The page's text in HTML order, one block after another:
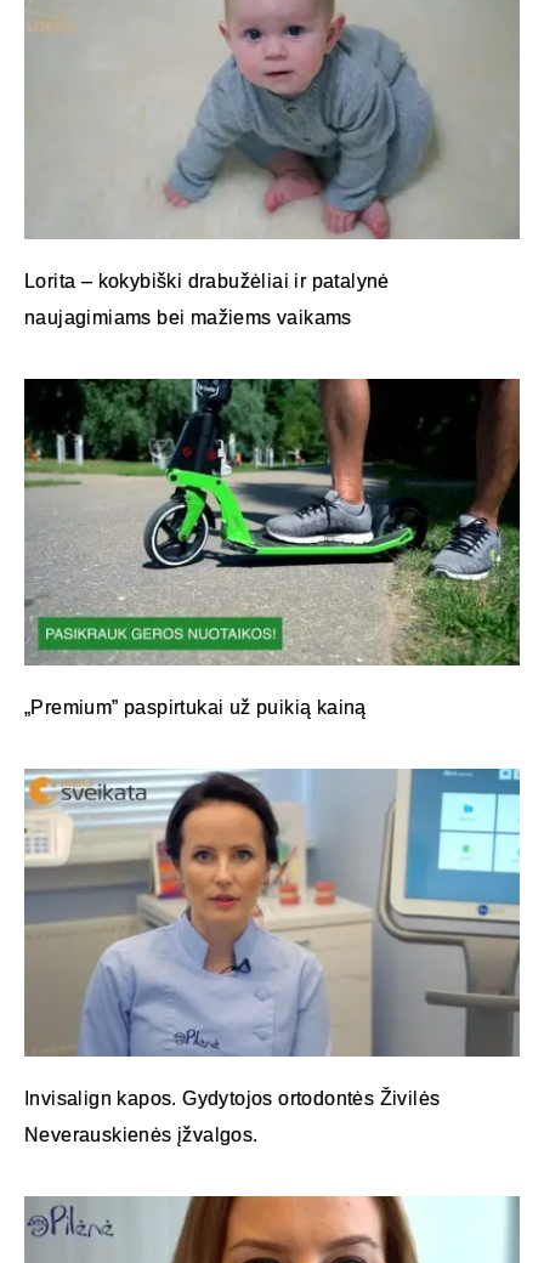
Lorita – kokybiški drabužėliai ir patalynė
naujagimiams bei mažiems vaikams
„Premium” paspirtukai už puikią kainą
Invisalign kapos. Gydytojos ortodontės Živilės
Neverauskienės įžvalgos.